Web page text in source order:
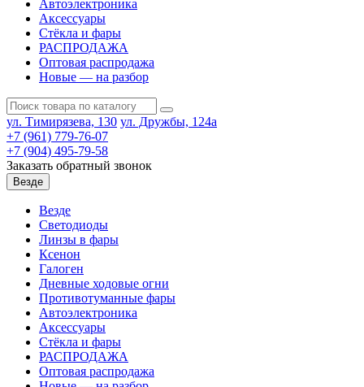
Автоэлектроника
Аксессуары
Стёкла и фары
РАСПРОДАЖА
Оптовая распродажа
Новые — на разбор
ул. Тимирязева, 130 ул. Дружбы, 124а
+7 (961) 779-76-07
+7 (904) 495-79-58
Заказать обратный звонок
Везде
Везде
Светодиоды
Линзы в фары
Ксенон
Галоген
Дневные ходовые огни
Противотуманные фары
Автоэлектроника
Аксессуары
Стёкла и фары
РАСПРОДАЖА
Оптовая распродажа